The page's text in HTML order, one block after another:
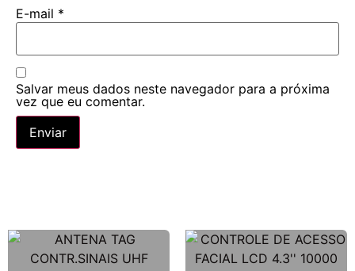
E-mail *
Salvar meus dados neste navegador para a próxima
vez que eu comentar.